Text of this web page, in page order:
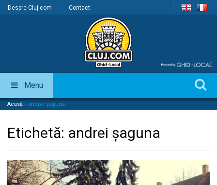
Despre Cluj.com Contact
Menu
Acasă » andrei șaguna
Etichetă: andrei șaguna